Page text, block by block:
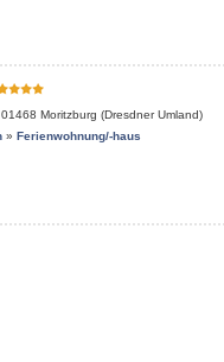
01468 Moritzburg (Dresdner Umland)
» Ferienwohnung/-haus